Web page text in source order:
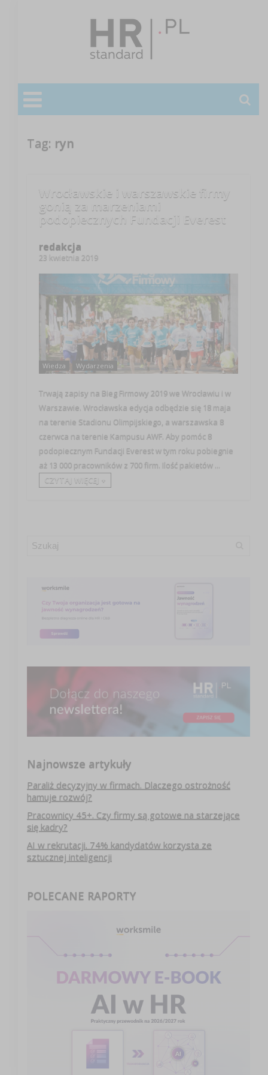
Tag: ryn
Wrocławskie i warszawskie firmy
gonią za marzeniami
podopiecznych Fundacji Everest
redakcja
23 kwietnia 2019
Wiedza Wydarzenia
Trwają zapisy na Bieg Firmowy 2019 we Wrocławiu i w
Warszawie. Wrocławska edycja odbędzie się 18 maja
na terenie Stadionu Olimpijskiego, a warszawska 8
czerwca na terenie Kampusu AWF. Aby pomóc 8
podopiecznym Fundacji Everest w tym roku pobiegnie
aż 13 000 pracowników z 700 firm. Ilość pakietów ...
CZYTAJ WIĘCEJ +
Najnowsze artykuły
Paraliż decyzyjny w firmach. Dlaczego ostrożność
hamuje rozwój?
Pracownicy 45+. Czy firmy są gotowe na starzejące
się kadry?
AI w rekrutacji. 74% kandydatów korzysta ze
sztucznej inteligencji
POLECANE RAPORTY